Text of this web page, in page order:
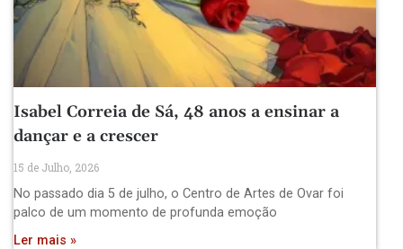
Isabel Correia de Sá, 48 anos a ensinar a
dançar e a crescer
15 de Julho, 2026
No passado dia 5 de julho, o Centro de Artes de Ovar foi
palco de um momento de profunda emoção
Ler mais »